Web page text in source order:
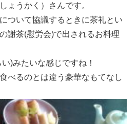
ょうかく）さんです。
ついて協議するときに茶礼とい
謝茶(慰労会)で出されるお料理
)みたいな感じですね！
べるのとは違う豪華なもてなし